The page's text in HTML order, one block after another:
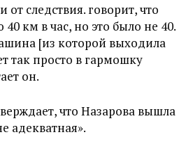
от следствия. говорит, что
40 км в час, но это было не 40.
[из которой выходила
так просто в гармошку
он.
что Назарова вышла
адекватная».